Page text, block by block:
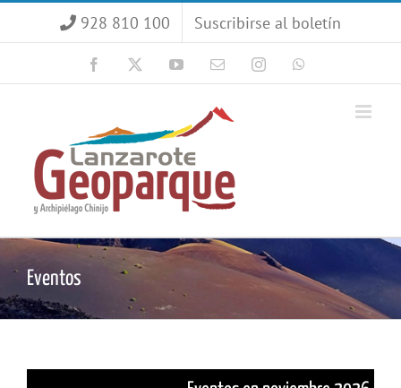
928 810 100 Suscribirse al boletín
Facebook YouTubeCorreoInstagram
Eventos